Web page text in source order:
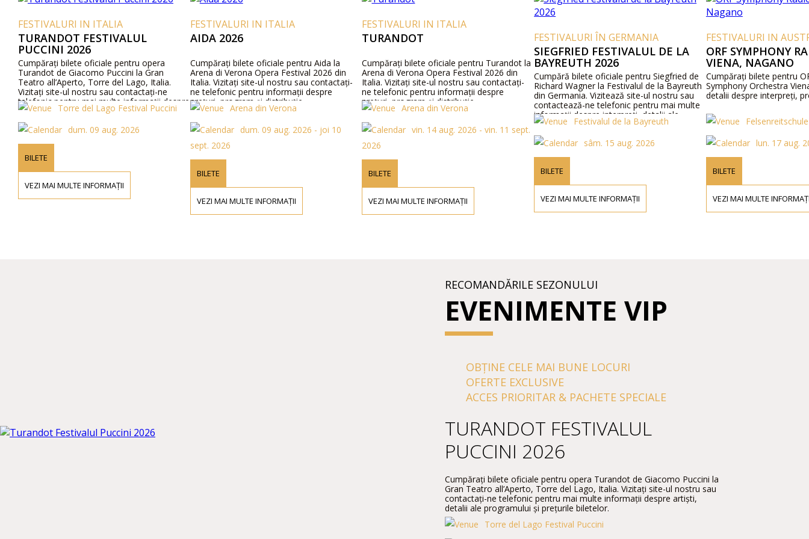
IN ITALIA
FESTIVALUL
2026
bilete oficiale pentru opera
de Giacomo Puccini la Gran
all’Aperto, Torre del Lago, Italia.
site-ul nostru sau contactați-ne
pentru mai multe informații despre
detalii ale programului și prețurile
Torre del Lago Festival Puccini
dum. 09 aug. 2026
BILETE
VEZI MAI MULTE INFORMAȚII
FESTIVALURI IN ITALIA
AIDA 2026
Cumpărați bilete oficiale pentru Aida la
Arena di Verona Opera Festival 2026 din
Italia. Vizitați site-ul nostru sau contactați-
ne telefonic pentru informații despre
prețuri, program și distribuție.
Arena din Verona
dum. 09 aug. 2026 - joi 10
sept. 2026
BILETE
VEZI MAI MULTE INFORMAȚII
FESTIVALURI IN ITALIA
TURANDOT
Cumpărați bilete oficiale pentru Turandot la
Arena di Verona Opera Festival 2026 din
Italia. Vizitați site-ul nostru sau contactați-
ne telefonic pentru informații despre
prețuri, program și distribuție.
Arena din Verona
vin. 14 aug. 2026 - vin. 11 sept.
BILETE
VEZI MAI MULTE INFORMAȚII
FESTIVALURI ÎN GERMANIA
SIEGFRIED FESTIVALUL DE LA
BAYREUTH 2026
Cumpără bilete oficiale pentru Siegfried de
Richard Wagner la Festivalul de la Bayreuth
din Germania. Vizitează site-ul nostru sau
contactează-ne telefonic pentru mai multe
informații despre interpreți, detalii ale
programului și prețurile biletelor.
Festivalul de la Bayreuth
sâm. 15 aug. 2026
BILETE
VEZI MAI MULTE INFORMAȚII
FESTIVALURI IN AUSTRIA
ORF SYMPHONY
VIENA, NAGANO
Cumpărați bilete pentru ORF
Symphony Orchestra Viena,
detalii despre interpreți,
Felsenreitschule
lun. 17 aug. 2026
BILETE
VEZI MAI MULTE INFORMAȚII
RECOMANDĂRILE SEZONULUI
EVENIMENTE VIP
OBȚINE CELE MAI BUNE LOCURI
OFERTE EXCLUSIVE
ACCES PRIORITAR & PACHETE SPECIALE
TURANDOT FESTIVALUL
PUCCINI 2026
Cumpărați bilete oficiale pentru opera Turandot de Giacomo Puccini la
Gran Teatro all’Aperto, Torre del Lago, Italia. Vizitați site-ul nostru sau
contactați-ne telefonic pentru mai multe informații despre artiști,
detalii ale programului și prețurile biletelor.
Torre del Lago Festival Puccini